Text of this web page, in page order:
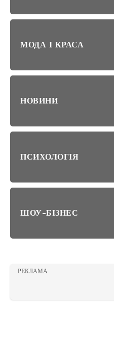
МОДА І КРАСА
НОВИНИ
ПСИХОЛОГІЯ
ШОУ-БІЗНЕС
РЕКЛАМА